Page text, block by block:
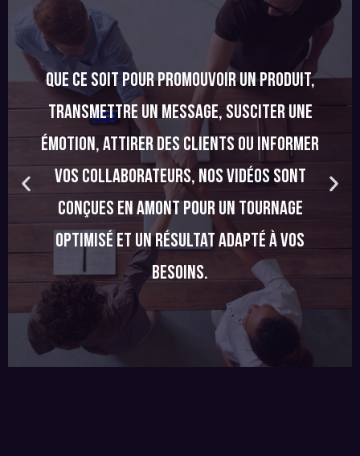
Que ce soit pour promouvoir un produit,
transmettre un message, susciter une
émotion, attirer des clients ou informer
vos collaborateurs, nos vidéos sont
conçues en amont pour un tournage
optimisé et un résultat adapté à vos
besoins.